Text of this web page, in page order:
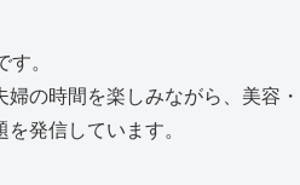
。
の時間を楽しみながら、美容・
発信しています。